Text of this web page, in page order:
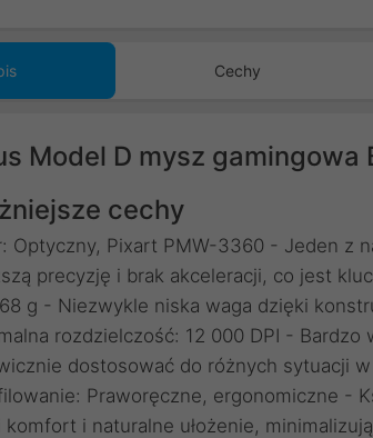
Cechy
Model D mysz gamingowa
cechy
Optyczny, Pixart PMW-3360 - Jeden z
precyzję i brak akceleracji, co jest
g - Niezwykle niska waga dzięki
rozdzielczość: 12 000 DPI -
dostosować do różnych sytuacji
Praworęczne, ergonomiczne -
komfort i naturalne ułożenie,